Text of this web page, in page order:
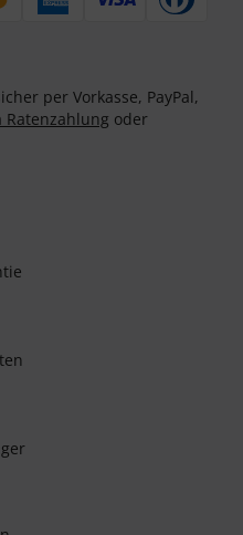
per Vorkasse, PayPal,
Ratenzahlung oder